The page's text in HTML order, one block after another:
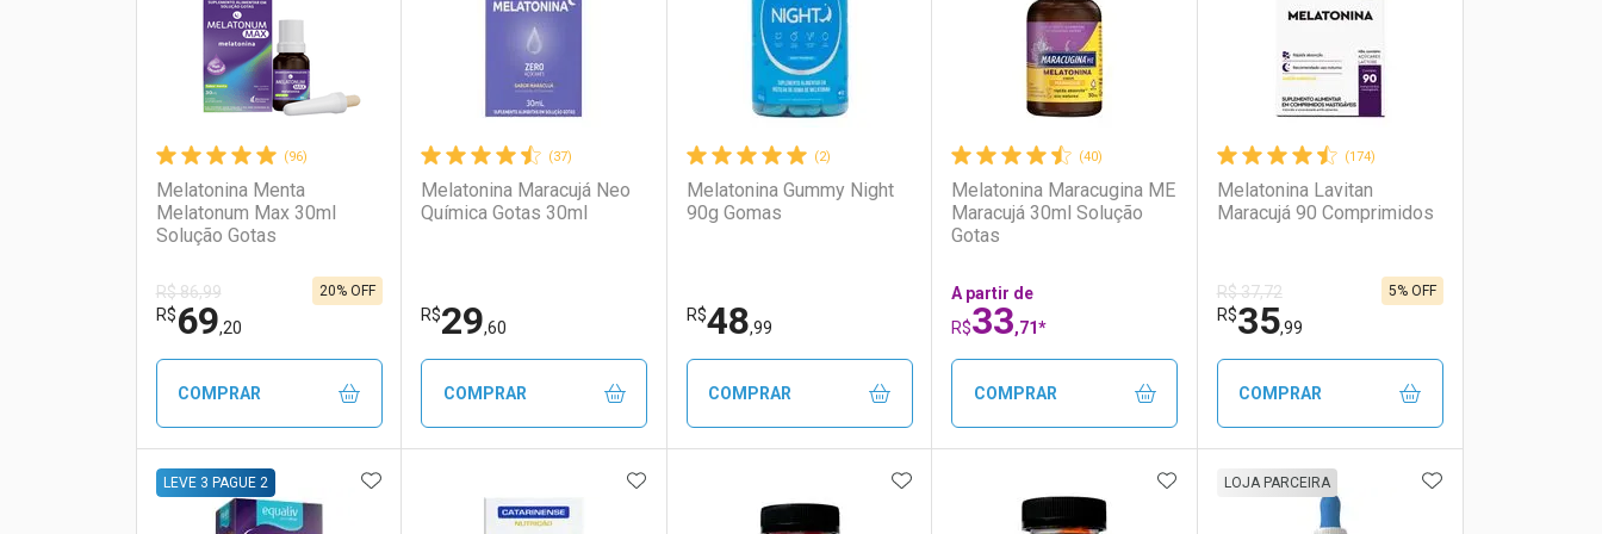
(96)
Melatonina Menta
Melatonum Max 30ml
Solução Gotas
R$ 86,99
R$69,20
20% OFF
COMPRAR
(37)
Melatonina Maracujá Neo
Química Gotas 30ml
R$29,60
COMPRAR
(2)
Melatonina Gummy Night
90g Gomas
R$48,99
COMPRAR
(40)
Melatonina Maracugina ME
Maracujá 30ml Solução
Gotas
A partir de
R$33,71*
COMPRAR
FECHAR
FECHAR
(174)
Melatonina Lavitan
Maracujá 90 Comprimidos
R$ 37,72
R$35,99
5% OFF
COMPRAR
LEVE 3 PAGUE 2 ADICIONAR AOS FAVORITOSADICIONAR AOS FAVORITOSADICIONAR AOS FAVORITOSADICIONAR AOS FAVORITOS
LOJA PARCEIRA ADICIONAR AOS